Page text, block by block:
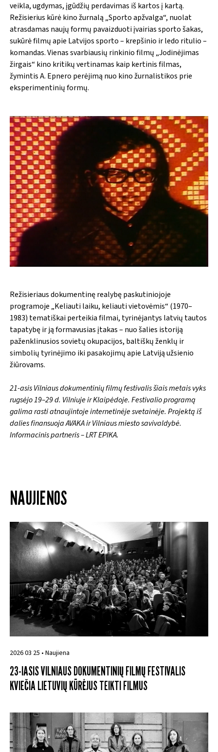
veikla, ugdymas, įgūdžių perdavimas iš kartos į kartą.
Režisierius kūrė kino žurnalą „Sporto apžvalga“, nuolat
atrasdamas naujų formų pavaizduoti įvairias sporto šakas,
sukūrė filmų apie Latvijos sporto – krepšinio ir ledo ritulio –
komandas. Vienas svarbiausių rinkinio filmų „Jodinėjimas
žirgais“ kino kritikų vertinamas kaip kertinis filmas,
žymintis A. Epnero perėjimą nuo kino žurnalistikos prie
eksperimentinių formų.
Režisieriaus dokumentinę realybę paskutiniojoje
programoje „Keliauti laiku, keliauti vietovėmis“ (1970–
1983) tematiškai perteikia filmai, tyrinėjantys latvių tautos
tapatybę ir ją formavusias įtakas – nuo šalies istoriją
paženklinusios sovietų okupacijos, baltiškų ženklų ir
simbolių tyrinėjimo iki pasakojimų apie Latviją užsienio
žiūrovams.
21-asis Vilniaus dokumentinių filmų festivalis šiais metais vyks
rugsėjo 19–29 d. Vilniuje ir Klaipėdoje. Festivalio programą
galima rasti atnaujintoje internetinėje svetainėje. Projektą iš
dalies finansuoja AVAKA ir Vilniaus miesto savivaldybė.
Informacinis partneris – LRT EPIKA.
NAUJIENOS
2026 03 25 • Naujiena
23-IASIS VILNIAUS DOKUMENTINIŲ FILMŲ FESTIVALIS
KVIEČIA LIETUVIŲ KŪRĖJUS TEIKTI FILMUS